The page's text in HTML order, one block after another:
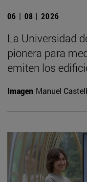
06 | 08 | 2026
La Universidad
pionera para
emiten los
Imagen Manuel